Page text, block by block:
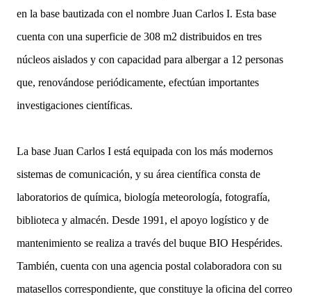
en la base bautizada con el nombre Juan Carlos I. Esta base
cuenta con una superficie de 308 m2 distribuidos en tres
núcleos aislados y con capacidad para albergar a 12 personas
que, renovándose periódicamente, efectúan importantes
investigaciones científicas.
La base Juan Carlos I está equipada con los más modernos
sistemas de comunicación, y su área científica consta de
laboratorios de química, biología meteorología, fotografía,
biblioteca y almacén. Desde 1991, el apoyo logístico y de
mantenimiento se realiza a través del buque BIO Hespérides.
También, cuenta con una agencia postal colaboradora con su
matasellos correspondiente, que constituye la oficina del correo